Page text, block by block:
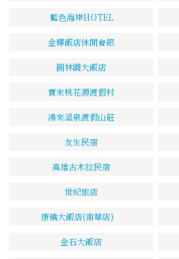
藍色海岸HOTEL
金輝飯店休閒會館
圓林園大飯店
寶來桃花源渡假村
鴻來溫泉渡假山莊
友生民宿
高雄古木拉民宿
世紀旅店
康橋大飯店(南華店)
金石大飯店